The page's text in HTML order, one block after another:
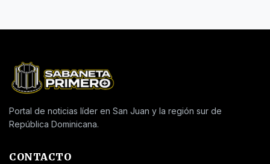
Portal de noticias líder en San Juan y la región sur de
República Dominicana.
CONTACTO